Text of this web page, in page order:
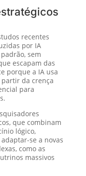
recentes
por IA
sem
escapam das
porque a IA usa
da crença
para
que combinam
lógico,
se a novas
como as
massivos